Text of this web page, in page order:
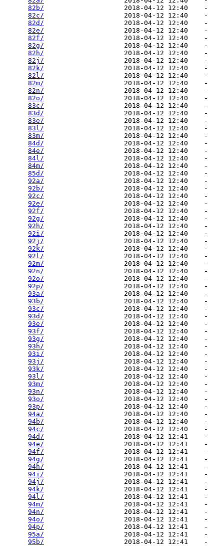
82b/
                    2018-04-12 12:40    -
82c/
                    2018-04-12 12:40    -
82d/
                    2018-04-12 12:40    -
82e/
                    2018-04-12 12:40    -
82f/
                    2018-04-12 12:40    -
82g/
                    2018-04-12 12:40    -
82h/
                    2018-04-12 12:40    -
82j/
                    2018-04-12 12:40    -
82k/
                    2018-04-12 12:40    -
82l/
                    2018-04-12 12:40    -
82m/
                    2018-04-12 12:40    -
82n/
                    2018-04-12 12:40    -
82o/
                    2018-04-12 12:40    -
83c/
                    2018-04-12 12:40    -
83d/
                    2018-04-12 12:40    -
83e/
                    2018-04-12 12:40    -
83l/
                    2018-04-12 12:40    -
83m/
                    2018-04-12 12:40    -
84d/
                    2018-04-12 12:40    -
84e/
                    2018-04-12 12:40    -
84l/
                    2018-04-12 12:40    -
84m/
                    2018-04-12 12:40    -
85d/
                    2018-04-12 12:40    -
92a/
                    2018-04-12 12:40    -
92b/
                    2018-04-12 12:40    -
92c/
                    2018-04-12 12:40    -
92e/
                    2018-04-12 12:40    -
92f/
                    2018-04-12 12:40    -
92g/
                    2018-04-12 12:40    -
92h/
                    2018-04-12 12:40    -
92i/
                    2018-04-12 12:40    -
92j/
                    2018-04-12 12:40    -
92k/
                    2018-04-12 12:40    -
92l/
                    2018-04-12 12:40    -
92m/
                    2018-04-12 12:40    -
92n/
                    2018-04-12 12:40    -
92o/
                    2018-04-12 12:40    -
92p/
                    2018-04-12 12:40    -
93a/
                    2018-04-12 12:40    -
93b/
                    2018-04-12 12:40    -
93c/
                    2018-04-12 12:40    -
93d/
                    2018-04-12 12:40    -
93e/
                    2018-04-12 12:40    -
93f/
                    2018-04-12 12:40    -
93g/
                    2018-04-12 12:40    -
93h/
                    2018-04-12 12:40    -
93i/
                    2018-04-12 12:40    -
93j/
                    2018-04-12 12:40    -
93k/
                    2018-04-12 12:40    -
93l/
                    2018-04-12 12:40    -
93m/
                    2018-04-12 12:40    -
93n/
                    2018-04-12 12:40    -
93o/
                    2018-04-12 12:40    -
93p/
                    2018-04-12 12:40    -
94a/
                    2018-04-12 12:40    -
94b/
                    2018-04-12 12:40    -
94c/
                    2018-04-12 12:40    -
94d/
                    2018-04-12 12:41    -
94e/
                    2018-04-12 12:41    -
94f/
                    2018-04-12 12:41    -
94g/
                    2018-04-12 12:41    -
94h/
                    2018-04-12 12:41    -
94i/
                    2018-04-12 12:41    -
94j/
                    2018-04-12 12:41    -
94k/
                    2018-04-12 12:41    -
94l/
                    2018-04-12 12:41    -
94m/
                    2018-04-12 12:41    -
94n/
                    2018-04-12 12:41    -
94o/
                    2018-04-12 12:41    -
94p/
                    2018-04-12 12:41    -
95a/
                    2018-04-12 12:41    -
95b/
                    2018-04-12 12:41    -